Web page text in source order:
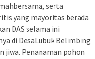
serta
yang mayoritas berada
DAS selama ini
di DesaLubuk Belimbing
jiwa. Penanaman pohon